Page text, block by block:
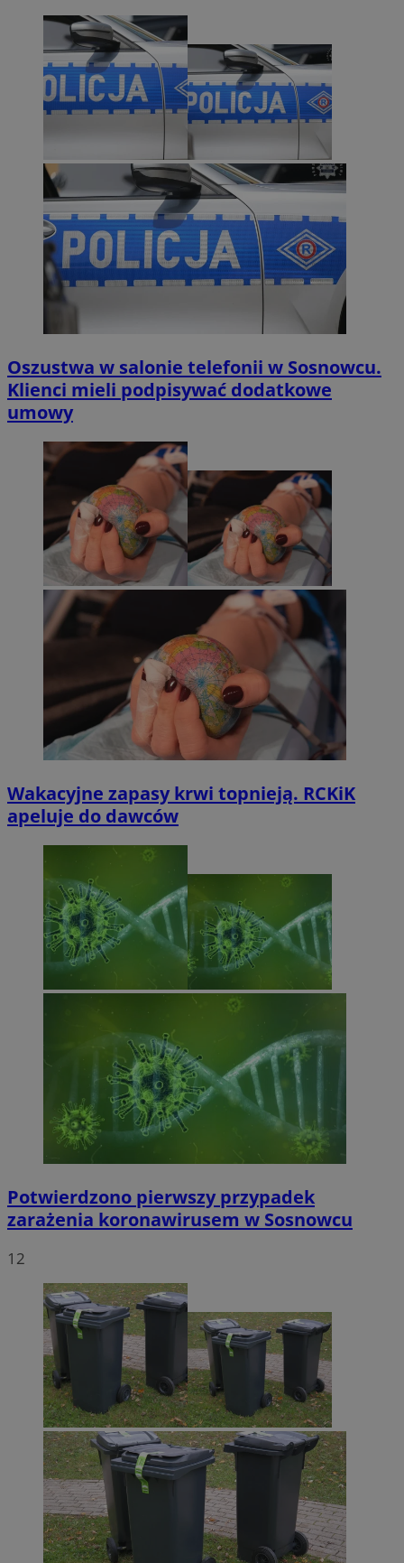
Oszustwa w salonie telefonii w Sosnowcu.
Klienci mieli podpisywać dodatkowe
umowy
Wakacyjne zapasy krwi topnieją. RCKiK
apeluje do dawców
Potwierdzono pierwszy przypadek
zarażenia koronawirusem w Sosnowcu
12